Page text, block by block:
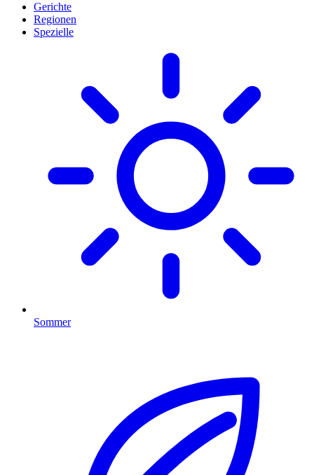
Gerichte
Regionen
Spezielle
Sommer